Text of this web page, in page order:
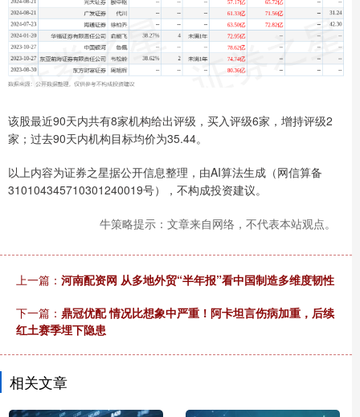
该股最近90天内共有8家机构给出评级，买入评级6家，增持评级2
家；过去90天内机构目标均价为35.44。
以上内容为证券之星据公开信息整理，由AI算法生成（网信算备
310104345710301240019号），不构成投资建议。
牛策略提示：文章来自网络，不代表本站观点。
上一篇： 河南配资网 从多地外贸“半年报”看中国制造多维度韧性
下一篇： 鼎冠优配 情况比想象中严重！阿卡坦言伤病加重，后续
红土赛季埋下隐患
相关文章